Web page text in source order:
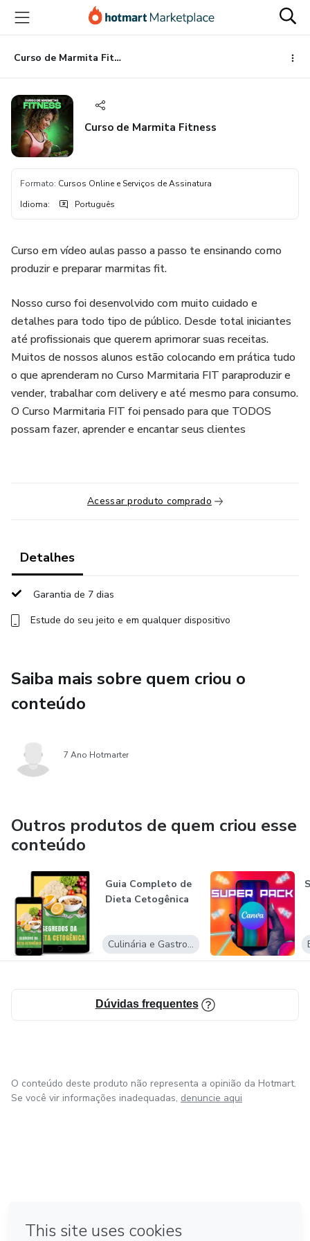
para
conteúdo
principal
para
pagamento
para
rodapé
Curso de Marmita Fitness
Curso de Marmita Fitness
Formato: Cursos Online e Serviços de Assinatura
Idioma: Português
Curso em vídeo aulas passo a passo te ensinando como
produzir e preparar marmitas fit.
Nosso curso foi desenvolvido com muito cuidado e
detalhes para todo tipo de público. Desde total iniciantes
até profissionais que querem aprimorar suas receitas.
Muitos de nossos alunos estão colocando em prática tudo
o que aprenderam no Curso Marmitaria FIT paraproduzir e
vender, trabalhar com delivery e até mesmo para consumo.
O Curso Marmitaria FIT foi pensado para que TODOS
possam fazer, aprender e encantar seus clientes
Acessar produto comprado
Detalhes
Garantia de 7 dias
Estude do seu jeito e em qualquer dispositivo
Saiba mais sobre quem criou o
conteúdo
7 Ano Hotmarter
Outros produtos de quem criou esse
conteúdo
Guia Completo de
Dieta Cetogênica
Culinária e Gastronomia
Dúvidas frequentes
O conteúdo deste produto não representa a opinião da Hotmart.
Se você vir informações inadequadas, denuncie aqui
Feito com ❤ na Cidade do México